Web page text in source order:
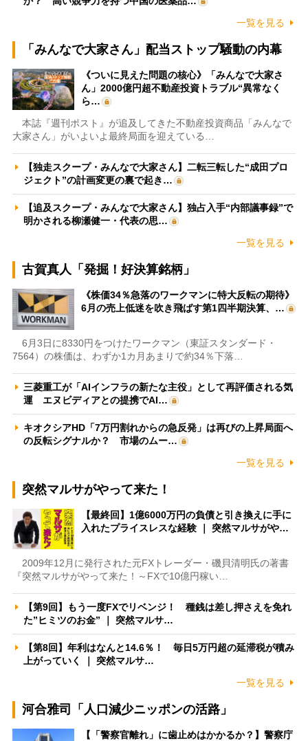
一覧を見る
「みんなで大家さん」配当ストップ騒動の内幕
《ついに見えた問題の核心》「みんなで大家さ
ん」2000億円超不動産投資トラブル“異常なく
ら…
本誌『週刊ポスト』が追及してきた不動産投資商品「みんなで
大家さん」がいよいよ最終局面を迎えている…
【独走スクープ・みんなで大家さん】二転三転した“成田プロ
ジェクト”の計画変更の裏で起き…
【追及スクープ・みんなで大家さん】独占入手“内部議事録”で
明かされる柳瀬健一・代表の思…
一覧を見る
古賀真人「発掘！好決算銘柄」
《株価34％急落のワークマンに特大反転の期待》
6月の売上低迷を吹き飛ばす第1四半期決算、…
6月3日に8330円をつけたワークマン（東証スタンダード・
7564）の株価は、わずか1カ月あまりで約34％下落…
三菱重工が「AIインフラの新たな主役」として再評価される気
運 エヌビディアとの提携でAI…
キオクシアHD「7万円割れからの急反発」は再びの上昇局面へ
の反転シグナルか？ 市場のムー…
一覧を見る
突然マルサがやって来た！
【最終回】1億6000万円の負債と引き換えに手に
入れたプライスレスな経験 ｜ 突然マルサがや…
2009年12月に発行された元FXトレーダー・磯貝清明氏の著書
『突然マルサがやって来た！～FXで10億円稼い…
【第9回】もう一度FXでリベンジ！ 種銭は差し押さえを免れ
た”ヒミツのお金” ｜ 突然マルサ…
【第8回】年利はなんと14.6％！ 毎日5万円超の延滞税が積み
上がっていく ｜ 突然マルサ…
一覧を見る
河合雅司「人口減少ニッポンの活路」
【「警察官離れ」に歯止めはかかるか？】警察庁